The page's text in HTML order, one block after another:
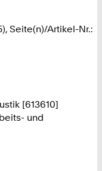
Seite(n)/Artikel-Nr.:
[613610]
und